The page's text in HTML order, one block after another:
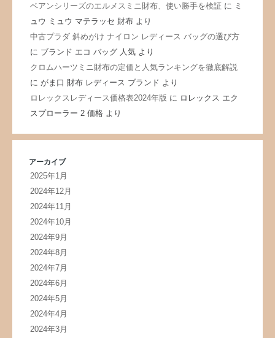
ベアンシリーズのエルメスミニ財布、使い勝手を検証に ミ
ュウ ミュウ マテラッセ 財布より
中古プラダ 斜めがけ ナイロン レディース バッグの選び方
に ブランド エコ バッグ 人気より
クロムハーツミニ財布の定価と人気ランキングを徹底解説
に がま口 財布 レディース ブランド より
ロレックスレディース価格表2024年版 に ロレックス エク
スプローラー 2 価格より
アーカイブ
2025年1月
2024年12月
2024年11月
2024年10月
2024年9月
2024年8月
2024年7月
2024年6月
2024年5月
2024年4月
2024年3月